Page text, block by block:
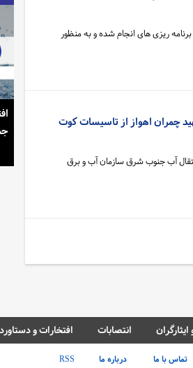
ریزی‌ های انجام‌ شده و به‌ منظور
چمران اهواز از تاسیسات کوت
آب جنوب شرق سازمان آب و برق
روشنایی خانه‌ها در گرمای تابستان
انتصابات افتخارات و
تماس با ما درباره ما RSS